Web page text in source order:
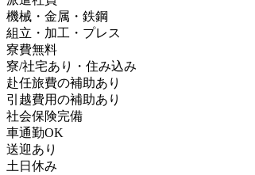
機械・金属・鉄鋼
組立・加工・プレス
寮費無料
寮/社宅あり・住み込み
赴任旅費の補助あり
引越費用の補助あり
社会保険完備
車通勤OK
送迎あり
土日休み